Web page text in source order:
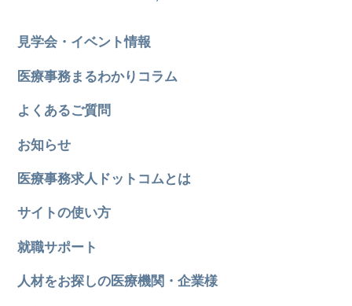
見学会・イベント情報
医療事務まるわかりコラム
よくあるご質問
お知らせ
医療事務求人ドットコムとは
サイトの使い方
就職サポート
人材をお探しの医療機関・企業様